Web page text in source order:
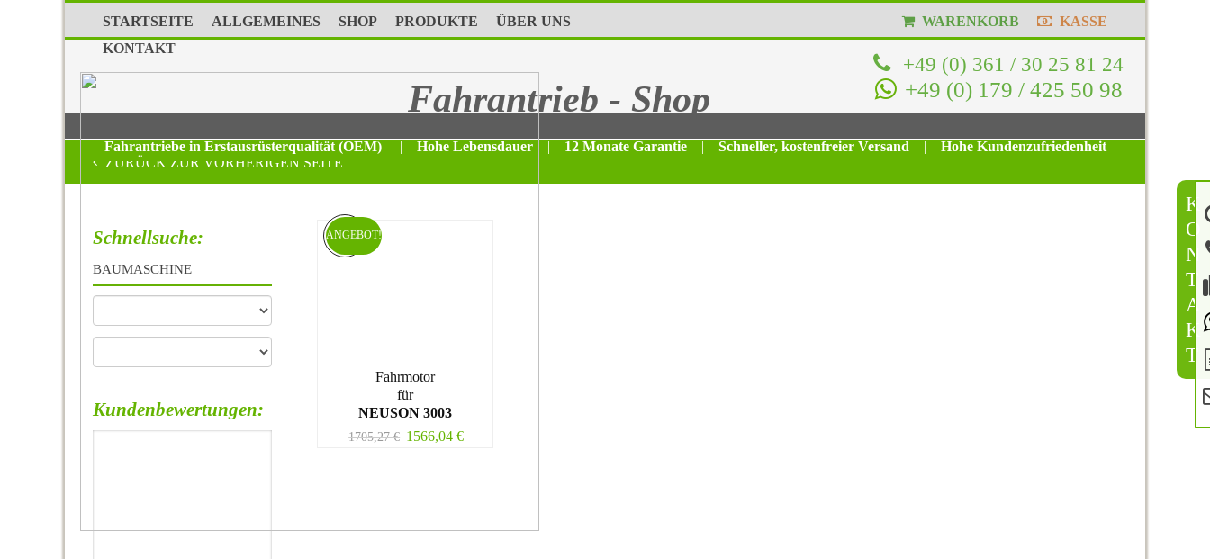
K
O
N
T
A
K
T
STARTSEITE ALLGEMEINES SHOP PRODUKTE
ÜBER UNS
KONTAKT
WARENKORB KASSE
+49 (0) 361 / 30 25 81 24
+49 (0) 179 / 425 50 98
Fahrantrieb - Shop
Fahrantriebe in Erstausrüsterqualität (OEM) | Hohe Lebensdauer | 12 Monate Garantie | Schneller, kostenfreier Versand |
Hohe Kundenzufriedenheit
ZURÜCK ZUR VORHERIGEN SEITE
Fahrmotor
für
NEUSON 3003
1705,27€ 1566,04€
ANGEBOT!
Schnellsuche:
BAUMASCHINE
Kundenbewertungen: